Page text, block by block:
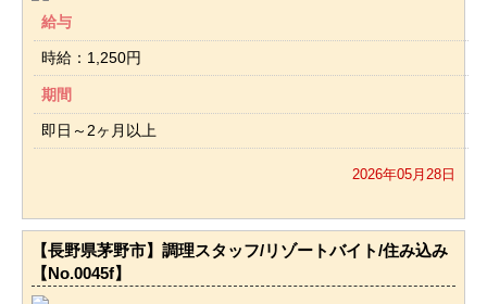
給与
時給：1,250円
期間
即日～2ヶ月以上
2026年05月28日
【長野県茅野市】調理スタッフ/リゾートバイト/住み込み
【No.0045f】